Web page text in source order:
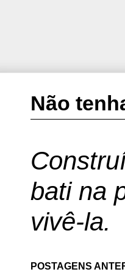
Não
bati na
vivê-la.
POSTAGENS